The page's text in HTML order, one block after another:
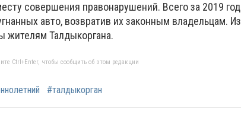
совершения правонарушений. Всего за 2019 год
авто, возвратив их законным владельцам. Из
жителям Талдыкоргана.
Ctrl+Enter, чтобы сообщить об этом редакции
#талдыкорган